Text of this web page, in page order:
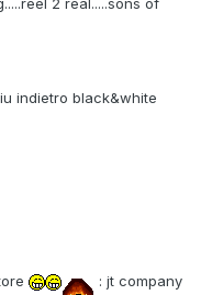
2 real.....sons of
indietro black&white
: jt company